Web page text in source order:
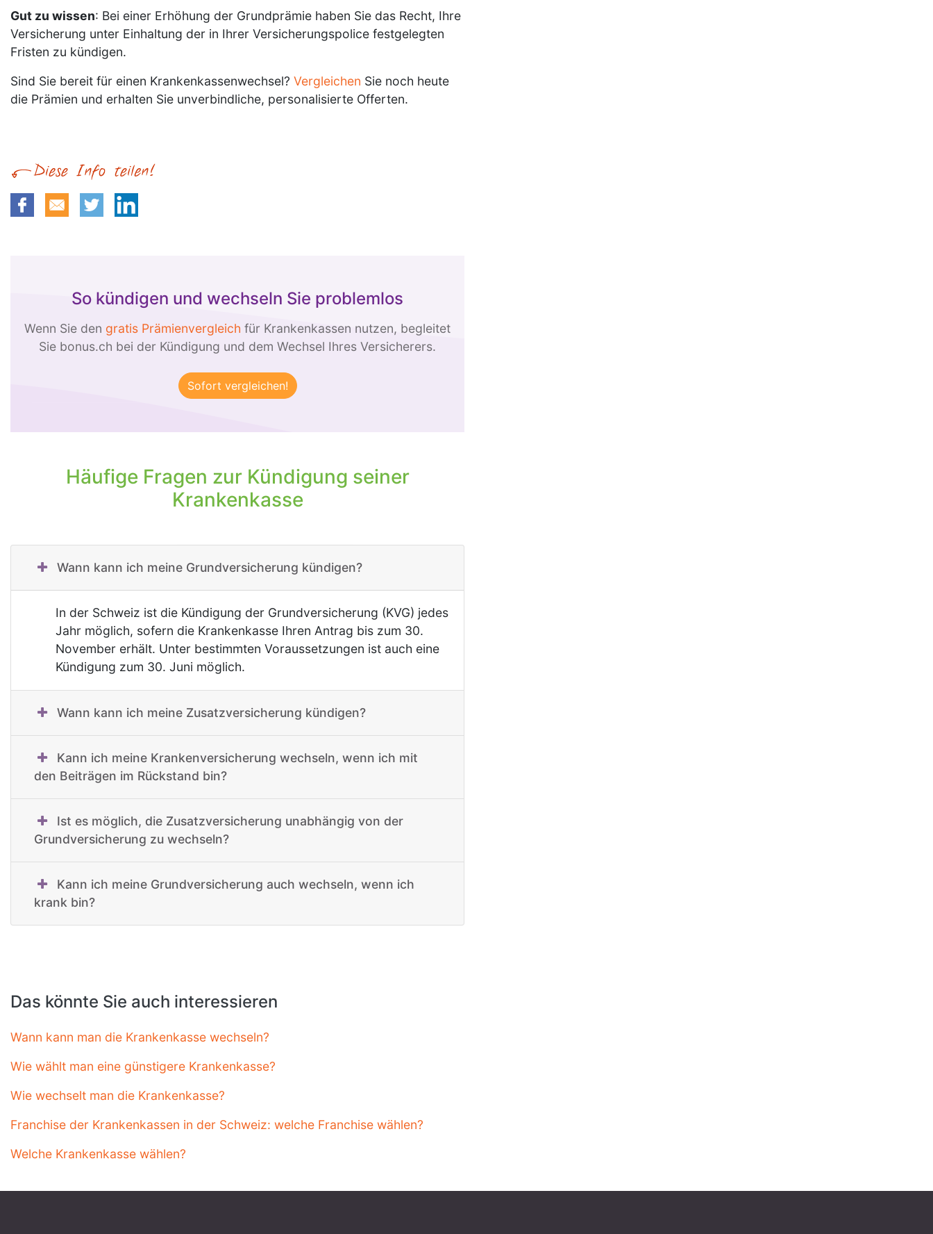
Gut zu wissen: Bei einer Erhöhung der Grundprämie haben Sie das Recht, Ihre
Versicherung unter Einhaltung der in Ihrer Versicherungspolice festgelegten
Fristen zu kündigen.
Sind Sie bereit für einen Krankenkassenwechsel? Vergleichen Sie noch heute
die Prämien und erhalten Sie unverbindliche, personalisierte Offerten.
So kündigen und wechseln Sie problemlos
Wenn Sie den gratis Prämienvergleich für Krankenkassen nutzen, begleitet
Sie bonus.ch bei der Kündigung und dem Wechsel Ihres Versicherers.
Häufige Fragen zur Kündigung seiner
Krankenkasse
Wann kann ich meine Grundversicherung kündigen?
In der Schweiz ist die Kündigung der Grundversicherung (KVG) jedes
Jahr möglich, sofern die Krankenkasse Ihren Antrag bis zum 30.
November erhält. Unter bestimmten Voraussetzungen ist auch eine
Kündigung zum 30. Juni möglich.
Wann kann ich meine Zusatzversicherung kündigen?
Kann ich meine Krankenversicherung wechseln, wenn ich mit
den Beiträgen im Rückstand bin?
Ist es möglich, die Zusatzversicherung unabhängig von der
Grundversicherung zu wechseln?
Kann ich meine Grundversicherung auch wechseln, wenn ich
krank bin?
Das könnte Sie auch interessieren
Wann kann man die Krankenkasse wechseln?
Wie wählt man eine günstigere Krankenkasse?
Wie wechselt man die Krankenkasse?
Franchise der Krankenkassen in der Schweiz: welche Franchise wählen?
Welche Krankenkasse wählen?